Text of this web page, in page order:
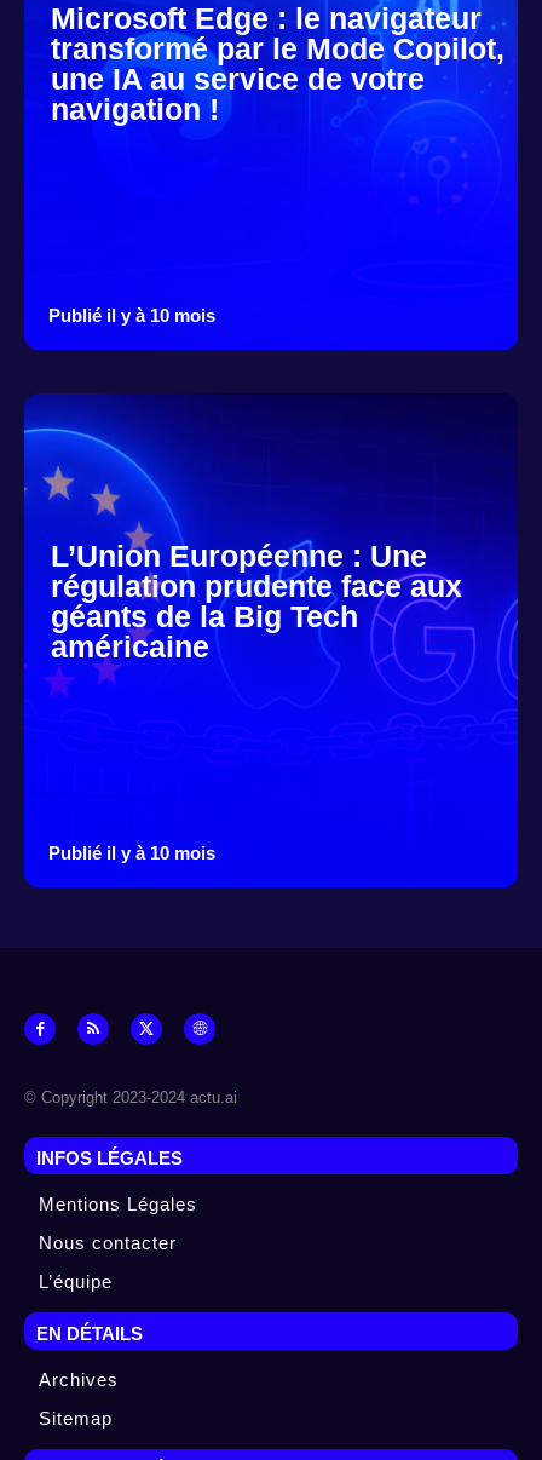
Microsoft Edge : le navigateur
transformé par le Mode Copilot,
une IA au service de votre
navigation !
Publié il y à 10 mois
L’Union Européenne : Une
régulation prudente face aux
géants de la Big Tech
américaine
Publié il y à 10 mois
© Copyright 2023-2024 actu.ai
INFOS LÉGALES
Mentions Légales
Nous contacter
L’équipe
EN DÉTAILS
Archives
Sitemap